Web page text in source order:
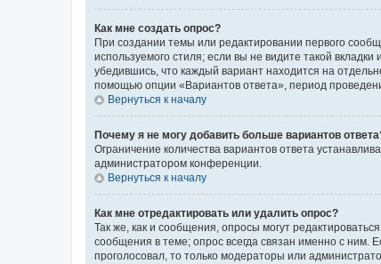
Как мне создать опрос?
При создании темы или редактировании первого
используемого стиля; если вы не видите такой
убедившись, что каждый вариант находится на
помощью опции «Вариантов ответа», период
Вернуться к началу
Почему я не могу добавить больше вариантов
Ограничение количества вариантов ответа
администратором конференции.
Вернуться к началу
Как мне отредактировать или удалить опрос?
Так же, как и сообщения, опросы могут
сообщения в теме; опрос всегда связан именно с ним.
проголосовал, то только модераторы или